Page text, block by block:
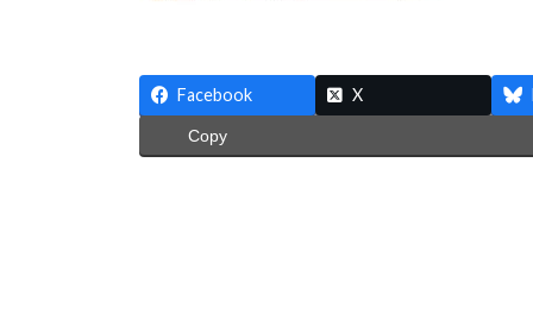
Facebook X
Copy